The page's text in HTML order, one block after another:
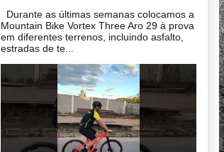
Durante as últimas semanas colocamos a
Mountain Bike Vortex Three Aro 29 à prova
em diferentes terrenos, incluindo asfalto,
estradas de te...